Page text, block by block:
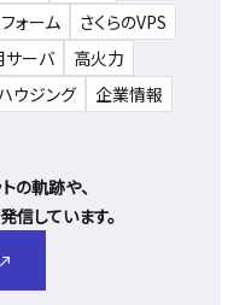
ォーム
さくらのVPS
サーバ
高火力
ウジング 企業情報
の軌跡や、
しています。